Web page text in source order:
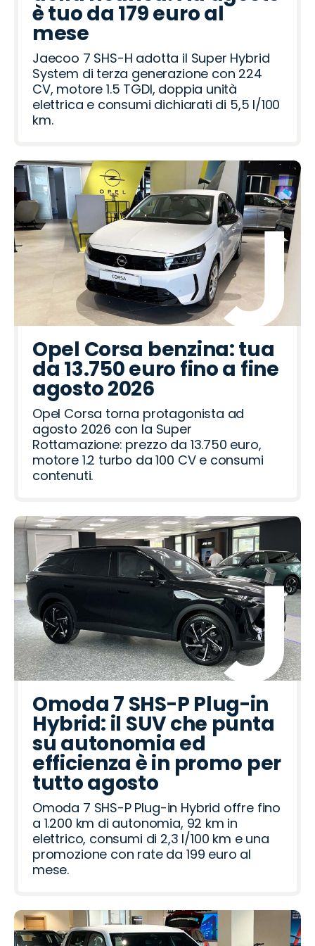
v
e
r
t
im
e
o
n
è tuo da 179 euro al
mese
Jaecoo 7 SHS-H adotta il Super Hybrid
System di terza generazione con 224
CV, motore 1.5 TGDI, doppia unità
elettrica e consumi dichiarati di 5,5 l/100
km.
Opel Corsa benzina: tua
da 13.750 euro fino a fine
agosto 2026
Opel Corsa torna protagonista ad
agosto 2026 con la Super
Rottamazione: prezzo da 13.750 euro,
motore 1.2 turbo da 100 CV e consumi
contenuti.
Omoda 7 SHS-P Plug-in
Hybrid: il SUV che punta
su autonomia ed
efficienza è in promo per
tutto agosto
Omoda 7 SHS-P Plug-in Hybrid offre fino
a 1.200 km di autonomia, 92 km in
elettrico, consumi di 2,3 l/100 km e una
promozione con rate da 199 euro al
mese.